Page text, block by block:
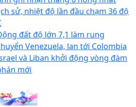
sử, nhiệt độ lần đầu chạm 36 độ
đất độ lớn 7,1 làm rung
Venezuela, lan tới Colombia
và Liban khởi động vòng đàm
mới